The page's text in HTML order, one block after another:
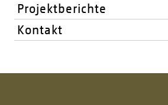
Projektberichte
Kontakt